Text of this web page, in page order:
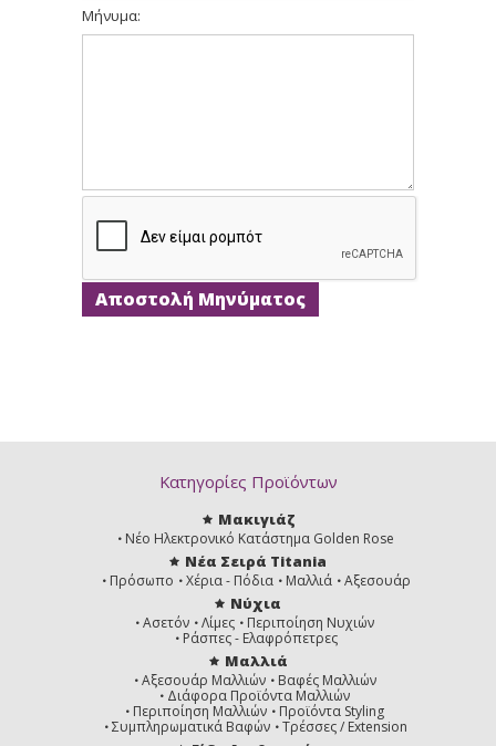
Μήνυμα:
Κατηγορίες Προϊόντων
Μακιγιάζ
Νέο Ηλεκτρονικό Κατάστημα Golden Rose
Νέα Σειρά Titania
Πρόσωπο Χέρια - Πόδια Μαλλιά Αξεσουάρ
Νύχια
Ασετόν Λίμες
Περιποίηση Νυχιών
Ράσπες - Ελαφρόπετρες
Μαλλιά
Αξεσουάρ Μαλλιών
Βαφές Μαλλιών
Διάφορα Προϊόντα Μαλλιών
Περιποίηση Μαλλιών
Προϊόντα Styling
Συμπληρωματικά Βαφών
Τρέσσες / Extension